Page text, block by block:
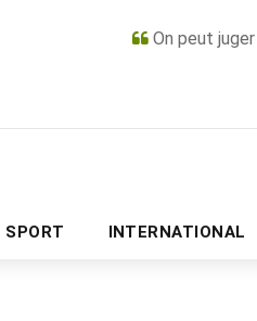
On peut
SPORT INTERNATIONAL
PUBLICITÉ